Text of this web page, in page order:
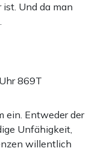
Und da man
869T
ein. Entweder der
Unfähigkeit,
willentlich